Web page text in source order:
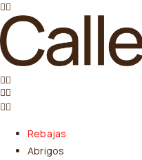
Rebajas
Abrigos